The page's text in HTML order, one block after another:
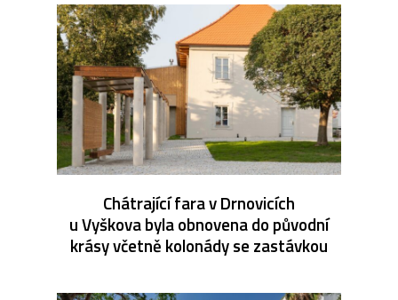
Chátrající fara v Drnovicích
u Vyškova byla obnovena do původní
krásy včetně kolonády se zastávkou